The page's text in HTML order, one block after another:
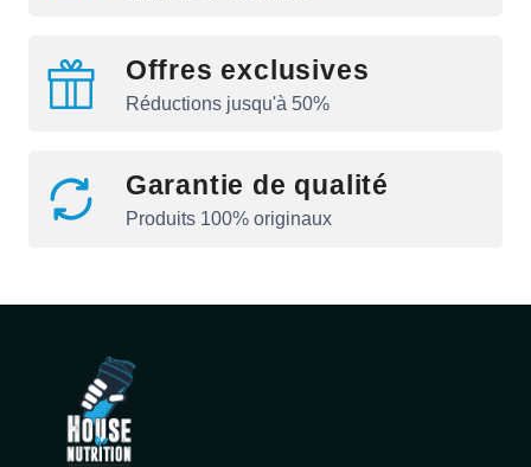
Offres exclusives
Réductions jusqu'à 50%
Garantie de qualité
Produits 100% originaux